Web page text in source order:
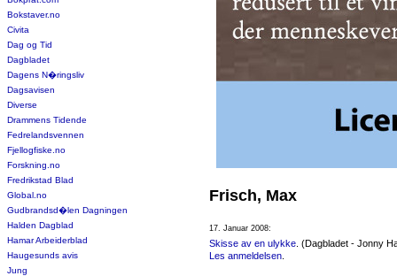
Bokstaver.no
Civita
Dag og Tid
Dagbladet
Dagens N�ringsliv
Dagsavisen
Diverse
Drammens Tidende
Fedrelandsvennen
Fjellogfiske.no
Forskning.no
Fredrikstad Blad
Global.no
Gudbrandsd�len Dagningen
Halden Dagblad
Hamar Arbeiderblad
Haugesunds avis
Jung
Frisch, Max
17. Januar 2008:
Skisse av en ulykke . (Dagbladet - Jonny
Les anmeldelsen